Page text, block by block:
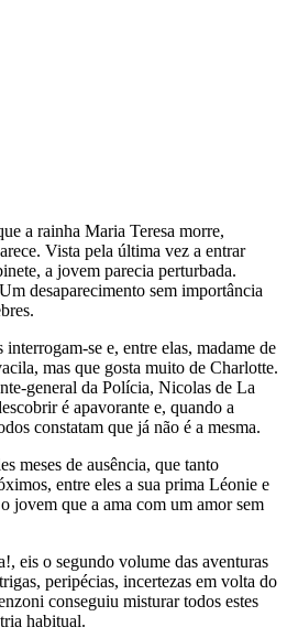
a rainha Maria Teresa morre,
Vista pela última vez a entrar
a jovem parecia perturbada.
desaparecimento sem importância
se e, entre elas, madame de
mas que gosta muito de Charlotte.
general da Polícia, Nicolas de La
é apavorante e, quando a
constatam que já não é a mesma.
meses de ausência, que tanto
entre eles a sua prima Léonie e
jovem que a ama com um amor sem
eis o segundo volume das aventuras
peripécias, incertezas em volta do
conseguiu misturar todos estes
habitual.